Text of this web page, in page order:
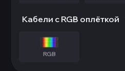
Кабели с RGB оплёткой
RGB